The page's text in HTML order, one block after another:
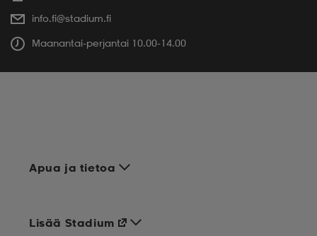
info.fi@stadium.fi
Maanantai-perjantai 10.00-14.00
Apua ja tietoa
Lisää Stadium